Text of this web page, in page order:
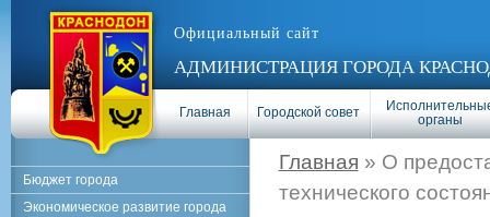
Официальный сайт
АДМИНИСТРАЦИЯ ГОРОДА
Главная Городской совет
органы
Главная » О
технического
Бюджет города
Экономическое развитие города